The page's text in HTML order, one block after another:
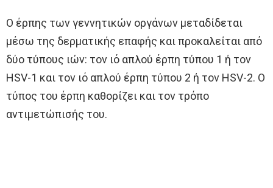
Ο έρπης των γεννητικών οργάνων μεταδίδεται
μέσω της δερματικής επαφής και προκαλείται από
δύο τύπους ιών: τον ιό απλού έρπη τύπου 1 ή τον
HSV-1 και τον ιό απλού έρπη τύπου 2 ή τον HSV-2. Ο
τύπος του έρπη καθορίζει και τον τρόπο
αντιμετώπισής του.